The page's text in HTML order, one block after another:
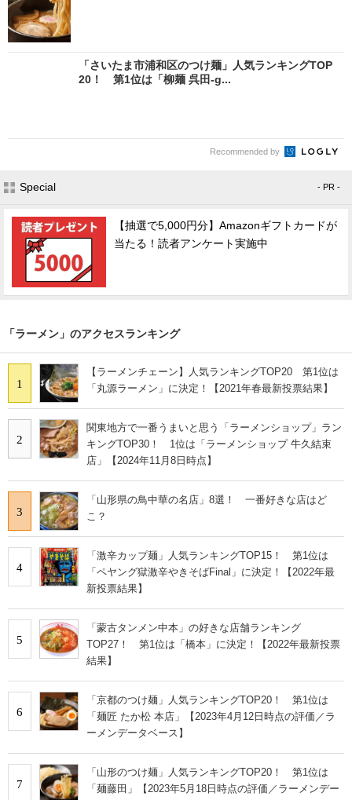
「さいたま市浦和区のつけ麺」人気ランキングTOP
20！ 第1位は「柳麺 呉田-g...
Recommended by
Special - PR -
【抽選で5,000円分】Amazonギフトカードが
当たる！読者アンケート実施中
「ラーメン」のアクセスランキング
1
【ラーメンチェーン】人気ランキングTOP20 第1位は
「丸源ラーメン」に決定！【2021年春最新投票結果】
2
関東地方で一番うまいと思う「ラーメンショップ」ラン
キングTOP30！ 1位は「ラーメンショップ 牛久結束
店」【2024年11月8日時点】
3
「山形県の鳥中華の名店」8選！ 一番好きな店はど
こ？
4
「激辛カップ麺」人気ランキングTOP15！ 第1位は
「ペヤング獄激辛やきそばFinal」に決定！【2022年最
新投票結果】
5
「蒙古タンメン中本」の好きな店舗ランキング
TOP27！ 第1位は「橋本」に決定！【2022年最新投票
結果】
6
「京都のつけ麺」人気ランキングTOP20！ 第1位は
「麺匠 たか松 本店」【2023年4月12日時点の評価／ラ
ーメンデータベース】
7
「山形のつけ麺」人気ランキングTOP20！ 第1位は
「麺藤田」【2023年5月18日時点の評価／ラーメンデー